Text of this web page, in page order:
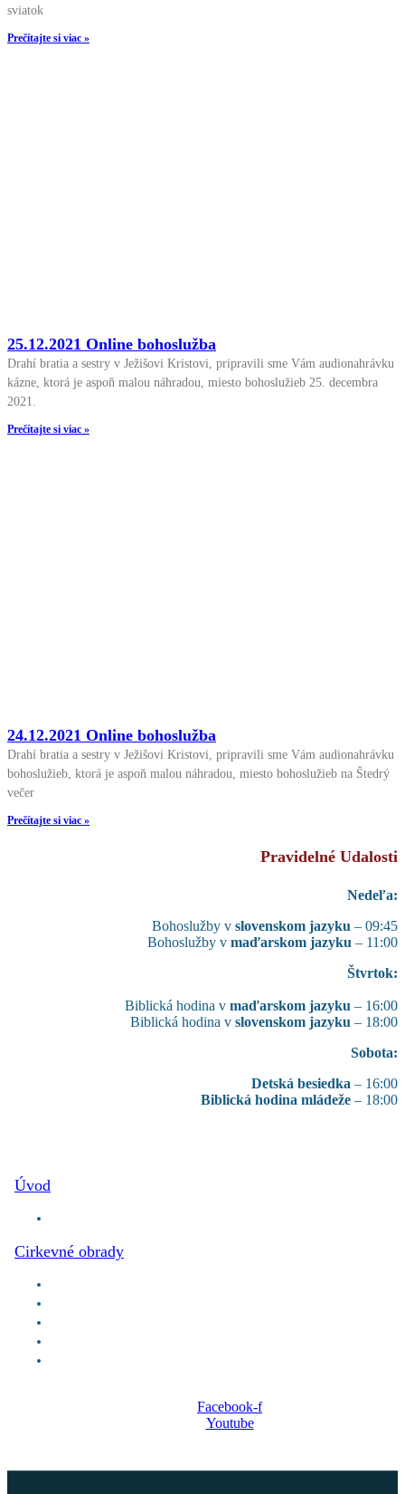
sviatok
Prečítajte si viac »
25.12.2021 Online bohoslužba
Drahí bratia a sestry v Ježišovi Kristovi, pripravili sme Vám audionahrávku
kázne, ktorá je aspoň malou náhradou, miesto bohoslužieb 25. decembra
2021.
Prečítajte si viac »
24.12.2021 Online bohoslužba
Drahí bratia a sestry v Ježišovi Kristovi, pripravili sme Vám audionahrávku
bohoslužieb, ktorá je aspoň malou náhradou, miesto bohoslužieb na Štedrý
večer
Prečítajte si viac »
Pravidelné Udalosti
Nedeľa:
Bohoslužby v slovenskom jazyku – 09:45
Bohoslužby v maďarskom jazyku – 11:00
Štvrtok:
Biblická hodina v maďarskom jazyku – 16:00
Biblická hodina v slovenskom jazyku – 18:00
Sobota:
Detská besiedka – 16:00
Biblická hodina mládeže – 18:00
Úvod
Cirkevné obrady
Facebook-f
Youtube